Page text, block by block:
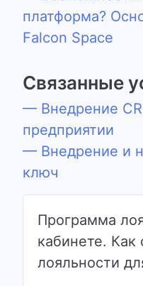
платформа?
Falcon Space
Связанные
— Внедрение
предприятии
— Внедрение и
ключ
Программа
кабинете. Как
лояльности